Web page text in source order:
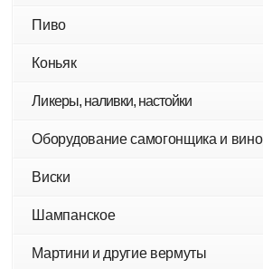
Пиво
Коньяк
Ликеры, наливки, настойки
Оборудование самогонщика и
Виски
Шампанское
Мартини и другие вермуты